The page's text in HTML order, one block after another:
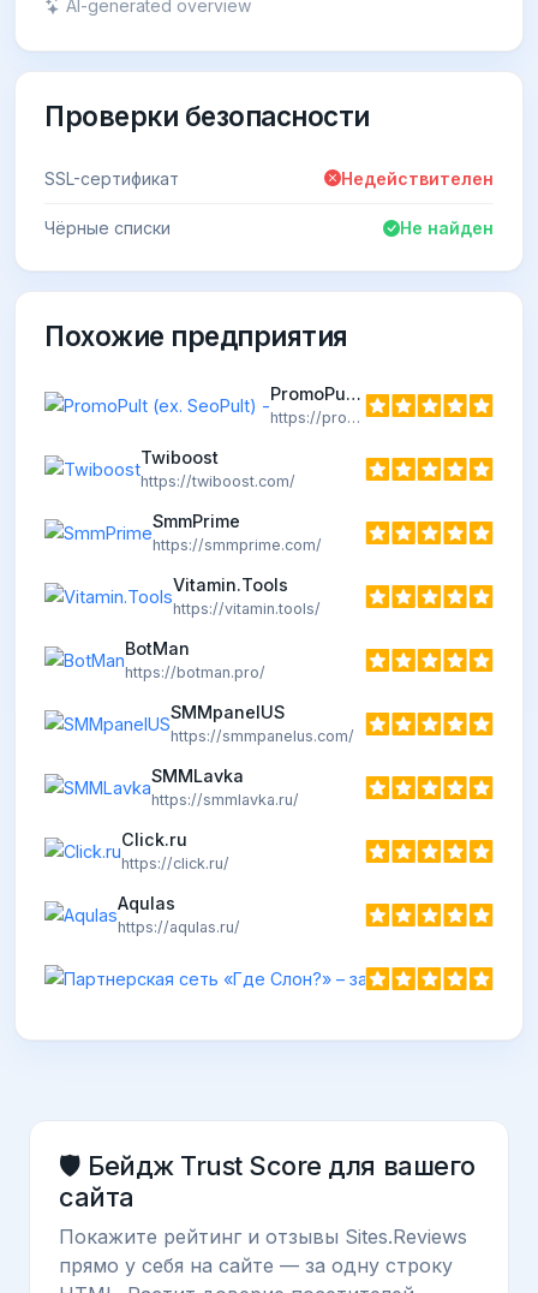
AI-generated overview
Проверки безопасности
SSL-сертификат Недействителен
Чёрные списки Не найден
Похожие предприятия
PromoPult (ex. SeoPult) -
https://promopult.ru
Twiboost
https://twiboost.com/
SmmPrime
https://smmprime.com/
Vitamin.Tools
https://vitamin.tools/
BotMan
https://botman.pro/
SMMpanelUS
https://smmpanelus.com/
SMMLavka
https://smmlavka.ru/
Click.ru
https://click.ru/
Aqulas
https://aqulas.ru/
🛡️ Бейдж Trust Score для вашего
сайта
Покажите рейтинг и отзывы Sites.Reviews
прямо у себя на сайте — за одну строку